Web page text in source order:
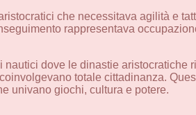
che necessitava agilità e
rappresentava
dove le dinastie aristocratiche
totale cittadinanza.
univano giochi, cultura e potere.